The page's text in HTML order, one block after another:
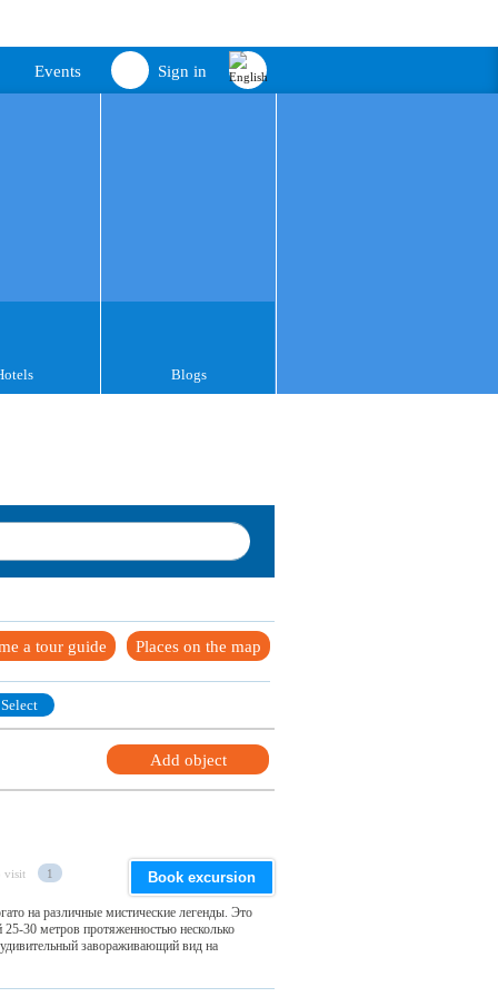
Sign in
Events
Blogs
Places on the map
a tour guide
Select
Add object
visit 1 Book excursion
на различные мистические легенды. Это
30 метров протяженностью несколько
завораживающий вид на